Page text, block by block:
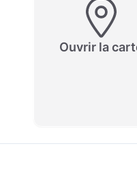
Ouvrir la